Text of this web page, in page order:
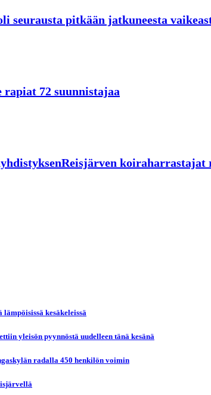
seurausta pitkään jatkuneesta
72 suunnistajaa
kesäkeleissä
yleisön pyynnöstä uudelleen tänä kesänä
radalla 450 henkilön voimin